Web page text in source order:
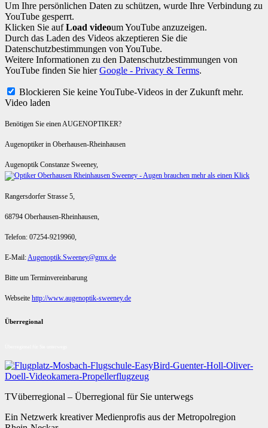
Um Ihre persönlichen Daten zu schützen, wurde Ihre Verbindung zu
YouTube gesperrt.
Klicken Sie aufLoad videoum YouTube anzuzeigen.
Durch das Laden des Videos akzeptieren Sie die
Datenschutzbestimmungen von YouTube.
Weitere Informationen zu den Datenschutzbestimmungen von
YouTube finden Sie hierGoogle - Privacy & Terms.
Blockieren Sie keine YouTube-Videos in der Zukunft mehr.
Video laden
Benötigen Sie einen AUGENOPTIKER?
Augenoptiker in Oberhausen-Rheinhausen
Augenoptik Constanze Sweeney,
Rangersdorfer Strasse 5,
68794 Oberhausen-Rheinhausen,
Telefon: 07254-9219960,
E-Mail:Augenoptik.Sweeney@gmx.de
Bitte um Terminvereinbarung
Webseite http://www.augenoptik-sweeney.de
Überregional
TVüberregional – Überregional für Sie unterwegs
Ein Netzwerk kreativer Medienprofis aus der Metropolregion